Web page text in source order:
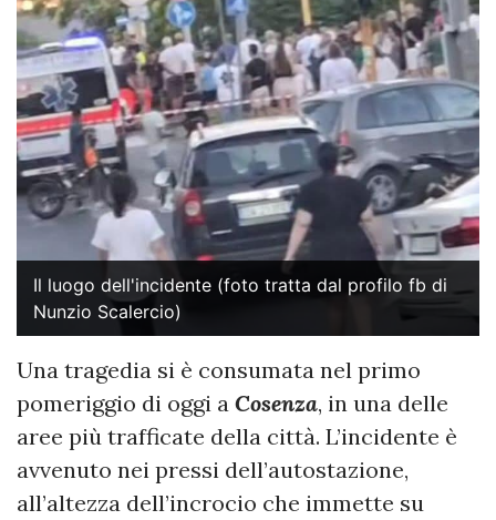
Il luogo dell'incidente (foto tratta dal profilo fb di
Nunzio Scalercio)
Una tragedia si è consumata nel primo
pomeriggio di oggi a Cosenza, in una delle
aree più trafficate della città. L’incidente è
avvenuto nei pressi dell’autostazione,
all’altezza dell’incrocio che immette su